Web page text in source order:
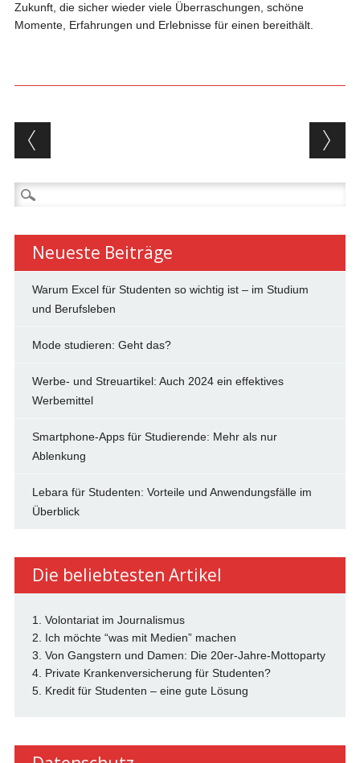
Zukunft, die sicher wieder viele Überraschungen, schöne
Momente, Erfahrungen und Erlebnisse für einen bereithält.
Beitragsnavigation
Suchen
nach:
Neueste Beiträge
Warum Excel für Studenten so wichtig ist – im Studium
und Berufsleben
Mode studieren: Geht das?
Werbe- und Streuartikel: Auch 2024 ein effektives
Werbemittel
Smartphone-Apps für Studierende: Mehr als nur
Ablenkung
Lebara für Studenten: Vorteile und Anwendungsfälle im
Überblick
Die beliebtesten Artikel
1. Volontariat im Journalismus
2. Ich möchte “was mit Medien” machen
3. Von Gangstern und Damen: Die 20er-Jahre-Mottoparty
4. Private Krankenversicherung für Studenten?
5. Kredit für Studenten – eine gute Lösung